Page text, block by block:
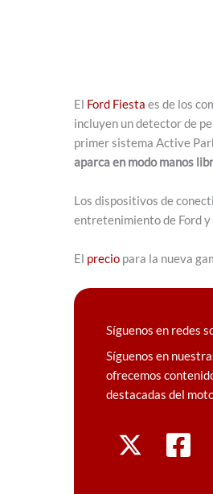
El Ford Fiesta es de los
incluyen un detector de
primer sistema Active
aparca en modo manos
Los dispositivos de
entretenimiento de Ford y
El precio para la nueva
Síguenos en redes
Síguenos en
ofrecemos
destacadas del